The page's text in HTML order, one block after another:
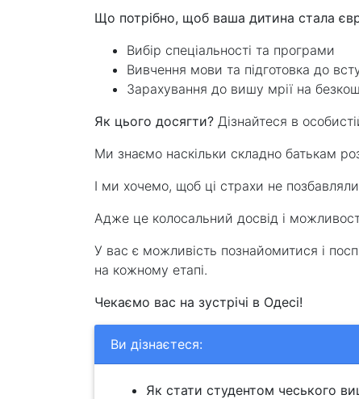
Що потрібно, щоб ваша дитина стала
Вибір спеціальності та програми
Вивчення мови та підготовка до
Зарахування до вишу мрії на
Як цього досягти? Дізнайтеся в
Ми знаємо наскільки складно батькам
І ми хочемо, щоб ці страхи не
Адже це колосальний досвід і
У вас є можливість познайомитися і
на кожному етапі.
Чекаємо вас на зустрічі в Одесі!
Ви дізнаєтеся:
Як стати студентом чеського